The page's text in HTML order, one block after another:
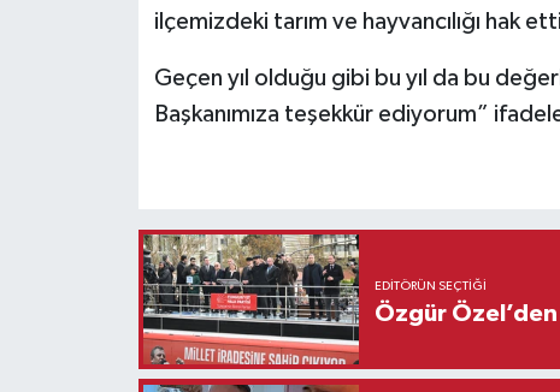
ilçemizdeki tarım ve hayvancılığı hak
Geçen yıl olduğu gibi bu yıl da bu
Başkanımıza teşekkür ediyorum”
EDITÖRÜN SEÇTIĞI
Özgür Özel’den